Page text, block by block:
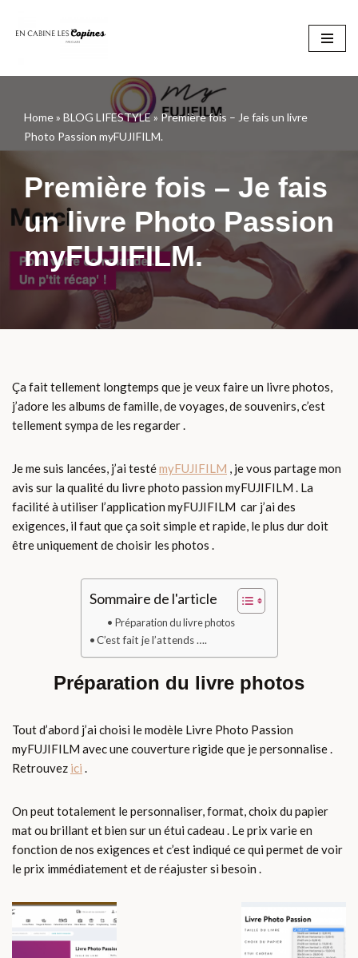
Home» BLOG LIFESTYLE» Première fois – Je fais un livre
Photo Passion myFUJIFILM.
Première fois – Je fais
un livre Photo Passion
myFUJIFILM.
Ça fait tellement longtemps que je veux faire un livre photos,
j’adore les albums de famille, de voyages, de souvenirs, c’est
tellement sympa de les regarder .
Je me suis lancées, j’ai testémyFUJIFILM , je vous partage mon
avis sur la qualité du livre photo passion myFUJIFILM . La
facilité à utiliser l’application myFUJIFILM car j’ai des
exigences, il faut que ça soit simple et rapide, le plus dur doit
être uniquement de choisir les photos .
Sommaire de l'article
Préparation du livre photos
C’est fait je l’attends ….
Préparation du livre photos
Tout d’abord j’ai choisi le modèle Livre Photo Passion
myFUJIFILM avec une couverture rigide que je personnalise .
Retrouvez ici .
On peut totalement le personnaliser, format, choix du papier
mat ou brillant et bien sur un étui cadeau . Le prix varie en
fonction de nos exigences et c’est indiqué ce qui permet de voir
le prix immédiatement et de réajuster si besoin .